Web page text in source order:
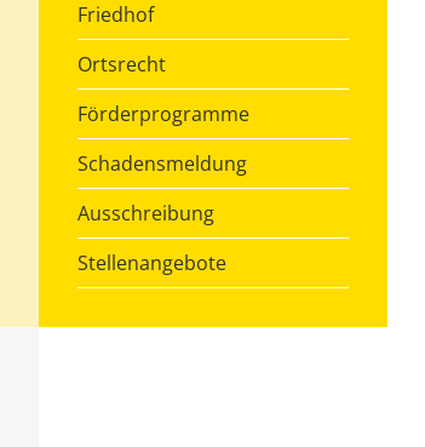
Friedhof
Ortsrecht
Förderprogramme
Schadensmeldung
Ausschreibung
Stellenangebote